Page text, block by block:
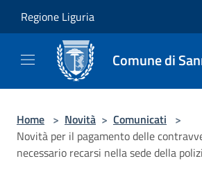
Regione Liguria
Comune di
Home > Novità > Comunicati >
Novità per il pagamento delle
necessario recarsi nella sede della